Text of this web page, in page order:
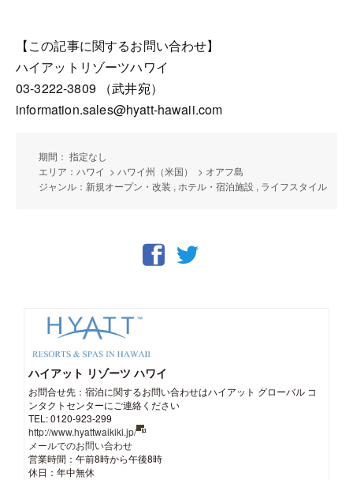
【この記事に関するお問い合わせ】
ハイアットリゾーツハワイ
03-3222-3809 （武井宛）
information.sales@hyatt-hawaii.com
期間： 指定なし
エリア：ハワイ > ハワイ州（米国） > オアフ島
ジャンル：新規オープン・改装 , ホテル・宿泊施設 , ライフスタイル
ハイアット リゾーツ ハワイ
お問合せ先：宿泊に関するお問い合わせはハイアット グローバル コ
ンタクトセンターにご連絡ください
TEL: 0120-923-299
http://www.hyattwaikiki.jp/
メールでのお問い合わせ
営業時間：午前8時から午後8時
休日：年中無休